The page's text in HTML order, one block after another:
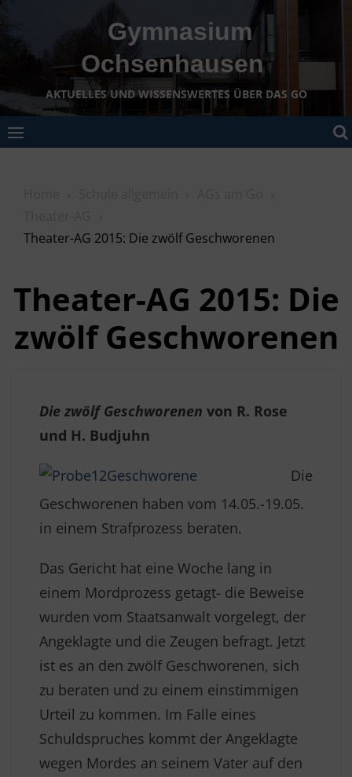
content
Gymnasium
Ochsenhausen
AKTUELLES UND WISSENSWERTES ÜBER DAS GO
Theater-AG 2015: Die zwölf Geschworenen
Theater-AG 2015: Die
zwölf Geschworenen
Die zwölf Geschworenen von R. Rose
und H. Budjuhn
Die
Geschworenen haben vom 14.05.-19.05.
in einem Strafprozess beraten.
Das Gericht hat eine Woche lang in
einem Mordprozess getagt- die Beweise
wurden vom Staatsanwalt vorgelegt, der
Angeklagte und die Zeugen befragt. Jetzt
ist es an den zwölf Geschworenen, sich
zu beraten und zu einem einstimmigen
Urteil zu kommen. Im Falle eines
Schuldspruches kommt der Angeklagte
wegen Mordes an seinem Vater auf den